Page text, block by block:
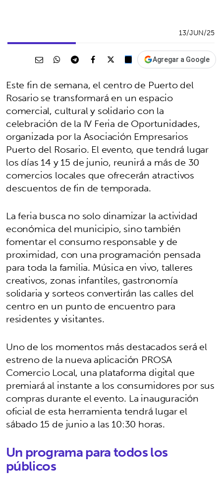
13/JUN/25
Agregar a Google
Este fin de semana, el centro de Puerto del
Rosario se transformará en un espacio
comercial, cultural y solidario con la
celebración de la IV Feria de Oportunidades,
organizada por la Asociación Empresarios
Puerto del Rosario. El evento, que tendrá lugar
los días 14 y 15 de junio, reunirá a más de 30
comercios locales que ofrecerán atractivos
descuentos de fin de temporada.
La feria busca no solo dinamizar la actividad
económica del municipio, sino también
fomentar el consumo responsable y de
proximidad, con una programación pensada
para toda la familia. Música en vivo, talleres
creativos, zonas infantiles, gastronomía
solidaria y sorteos convertirán las calles del
centro en un punto de encuentro para
residentes y visitantes.
Uno de los momentos más destacados será el
estreno de la nueva aplicación PROSA
Comercio Local, una plataforma digital que
premiará al instante a los consumidores por sus
compras durante el evento. La inauguración
oficial de esta herramienta tendrá lugar el
sábado 15 de junio a las 10:30 horas.
Un programa para todos los
públicos